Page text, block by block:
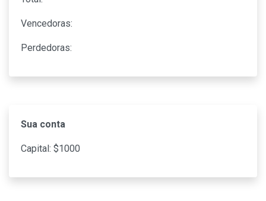
Vencedoras:
Perdedoras:
Sua conta
Capital: $1000